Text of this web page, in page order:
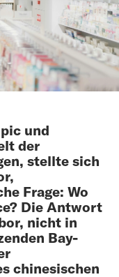
und
der
stellte sich
Frage: Wo
Die Antwort
nicht in
Bay-
chinesischen